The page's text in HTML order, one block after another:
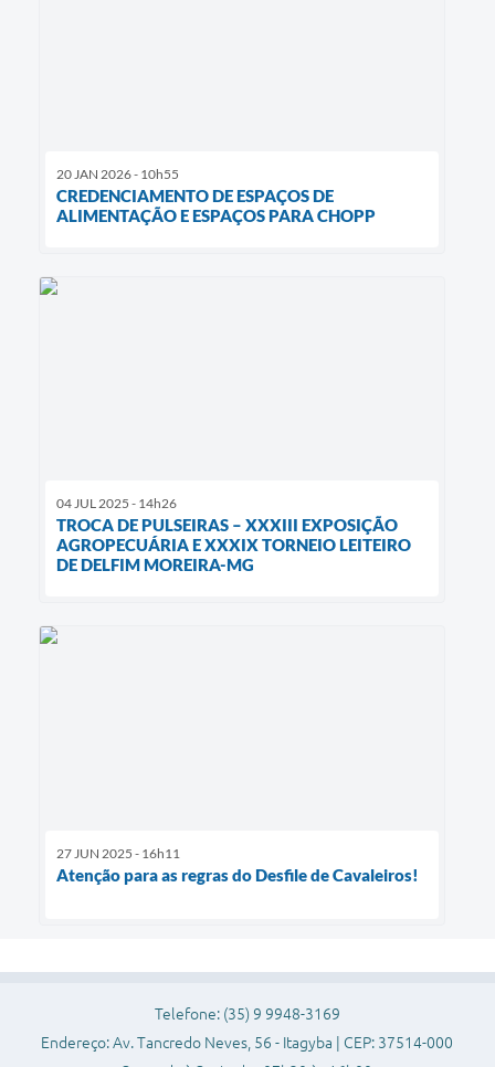
20 JAN 2026 - 10h55
CREDENCIAMENTO DE ESPAÇOS DE
ALIMENTAÇÃO E ESPAÇOS PARA CHOPP
04 JUL 2025 - 14h26
TROCA DE PULSEIRAS – XXXIII EXPOSIÇÃO
AGROPECUÁRIA E XXXIX TORNEIO LEITEIRO
DE DELFIM MOREIRA-MG
27 JUN 2025 - 16h11
Atenção para as regras do Desfile de Cavaleiros!
Telefone: (35) 9 9948-3169
Endereço: Av. Tancredo Neves, 56 - Itagyba | CEP: 37514-000